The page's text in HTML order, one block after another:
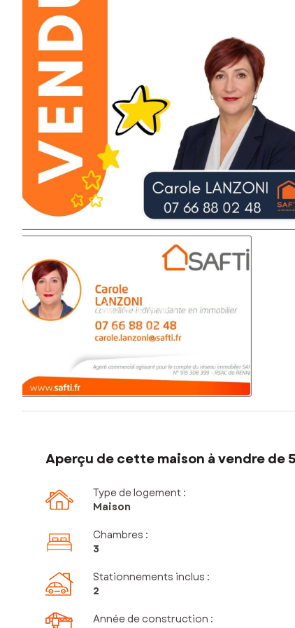
Aperçu de cette maison à vendre de
Type de logement :
Maison
Chambres :
3
Stationnements inclus :
2
Année de construction :